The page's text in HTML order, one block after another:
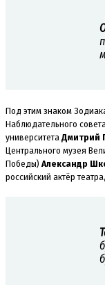
Под этим знаком
Наблюдательного
университетаДмитрий
Центрального музея
Победы) Александр
российский актёр